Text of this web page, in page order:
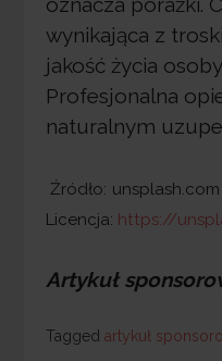
wynikająca z
jakość życia
Profesjonalna
naturalnym
Źródło: unsplash.com
Licencja: https://
Artykuł
Tagged
Tagged artykuł